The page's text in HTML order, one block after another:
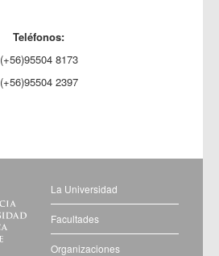
Teléfonos:
(+56)95504 8173
(+56)95504 2397
La Universidad
Facultades
Organizaciones